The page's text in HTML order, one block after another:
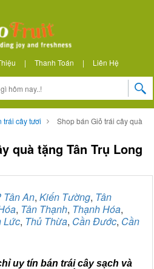
| Thanh Toán | Liên Hệ
trái cây tươi
Shop bán Giỏ trái cây quà
quà tặng Tân Trụ Long
Tân An, Kiến Tường, Tân
, Tân Thạnh, Thạnh Hóa,
Lức, Thủ Thừa, Cần Đước, Cần
uy tín bán trái cây sạch và